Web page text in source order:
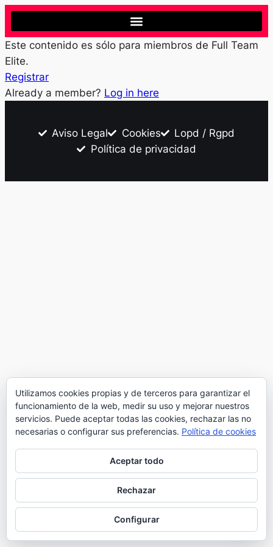
Este contenido es sólo para miembros de Full Team
Elite.
Registrar
Already a member? Log in here
Aviso Legal Cookies
Lopd / Rgpd
Política de privacidad
Utilizamos cookies propias y de terceros para garantizar el
funcionamiento de la web, medir su uso y mejorar nuestros
servicios. Puede aceptar todas las cookies, rechazar las no
necesarias o configurar sus preferencias. Política de cookies
Aceptar todo
Rechazar
Configurar